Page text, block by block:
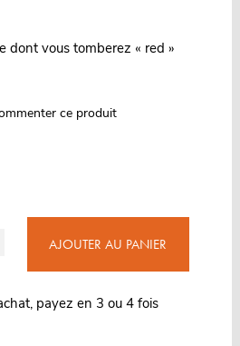
dont vous tomberez « red »
ce produit
AJOUTER AU PANIER
payez en 3 ou 4 fois